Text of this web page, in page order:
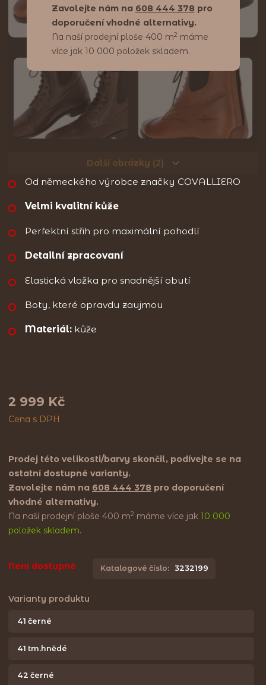
Zavolejte nám na 608 444 378 pro
doporučení vhodné alternativy.
Na naší prodejní ploše 400 m2 máme
více jak 10 000 položek skladem.
Další obrázky (2)
Od německého výrobce značky COVALLIERO
Velmi kvalitní kůže
Perfektní střih pro maximální pohodlí
Detailní zpracovaní
Elastická vložka pro snadnější obutí
Boty, které opravdu zaujmou
Materiál: kůže
2 999 Kč
Cena s DPH
Prodej této velikosti/barvy skončil, podívejte se na
ostatní dostupné varianty.
Zavolejte nám na 608 444 378 pro doporučení
vhodné alternativy.
Na naší prodejní ploše 400 m2 máme více jak 10 000
položek skladem.
Není dostupné Katalogové číslo: 3232199
Varianty produktu
41 černé
41 tm.hnědé
42 černé